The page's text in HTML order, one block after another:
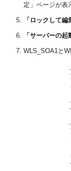
定」ページが表
「ロックして編
「サーバーの起
WLS_SOA1と